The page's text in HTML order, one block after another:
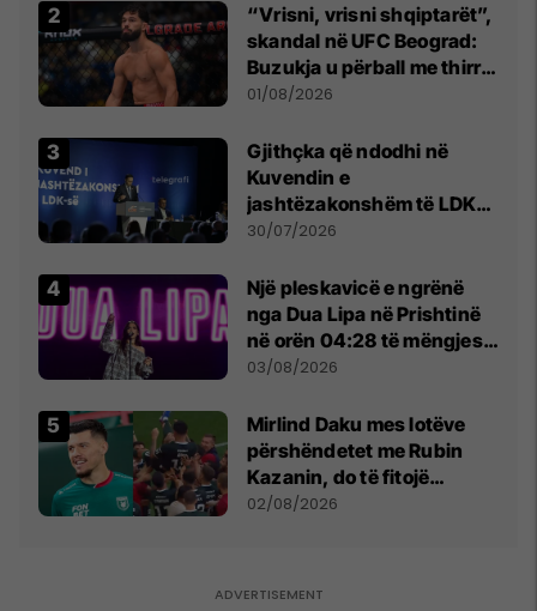
“Vrisni, vrisni shqiptarët”,
skandal në UFC Beograd:
Buzukja u përball me thirrje
anti-shqiptare nga
01/08/2026
Gjithçka që ndodhi në
Kuvendin e
jashtëzakonshëm të LDK-
së
30/07/2026
Një pleskavicë e ngrënë
nga Dua Lipa në Prishtinë
në orën 04:28 të mëngjesit
- dhe bota digjitale serbe
03/08/2026
Mirlind Daku mes lotëve
përshëndetet me Rubin
Kazanin, do të fitojë
miliona te Spartak Moska
02/08/2026